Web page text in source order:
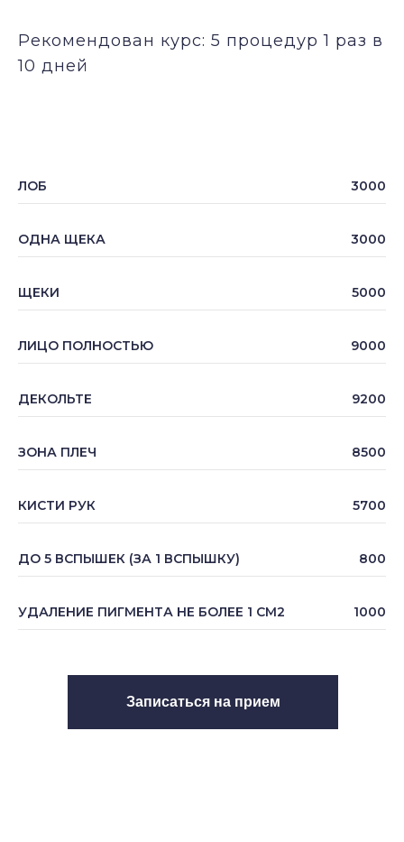
Рекомендован курс: 5 процедур 1 раз в
10 дней
ЛОБ 3000
ОДНА ЩЕКА 3000
ЩЕКИ 5000
ЛИЦО ПОЛНОСТЬЮ 9000
ДЕКОЛЬТЕ 9200
ЗОНА ПЛЕЧ 8500
КИСТИ РУК 5700
ДО 5 ВСПЫШЕК (ЗА 1 ВСПЫШКУ) 800
УДАЛЕНИЕ ПИГМЕНТА НЕ БОЛЕЕ 1 СМ2 1000
Записаться на прием